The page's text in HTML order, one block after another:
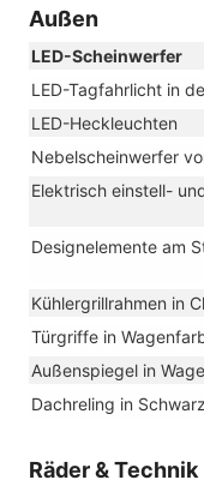
Außen
LED-Scheinwerfer
LED-Tagfahrlicht in
LED-Heckleuchten
Nebelscheinwerfer
Elektrisch einstell-
Designelemente am
Kühlergrillrahmen in
Türgriffe in
Außenspiegel in
Dachreling in Schwarz
Räder & Technik